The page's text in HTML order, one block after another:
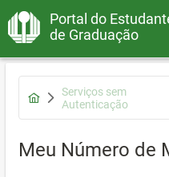
Portal do
de Graduação
Serviços sem
Autenticação
Meu Número de